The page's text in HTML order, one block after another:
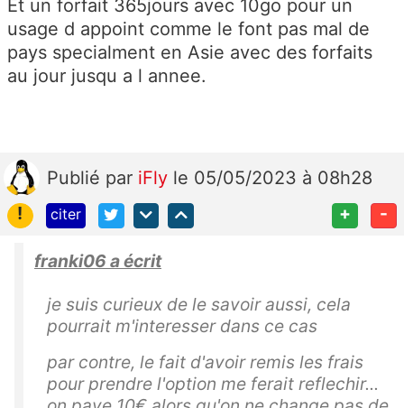
Et un forfait 365jours avec 10go pour un
usage d appoint comme le font pas mal de
pays specialment en Asie avec des forfaits
au jour jusqu a l annee.
Publié par iFly le 05/05/2023 à 08h28
!
citer + -
franki06 a écrit
je suis curieux de le savoir aussi, cela
pourrait m'interesser dans ce cas
par contre, le fait d'avoir remis les frais
pour prendre l'option me ferait reflechir...